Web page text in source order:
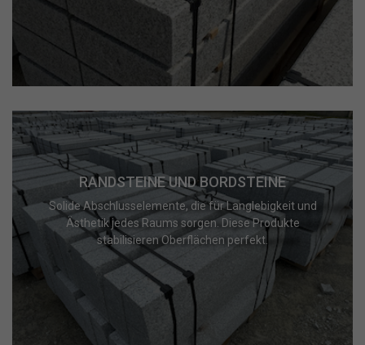
RANDSTEINE UND BORDSTEINE
Solide Abschlusselemente, die für Langlebigkeit und
Ästhetik jedes Raums sorgen. Diese Produkte
stabilisieren Oberflächen perfekt.